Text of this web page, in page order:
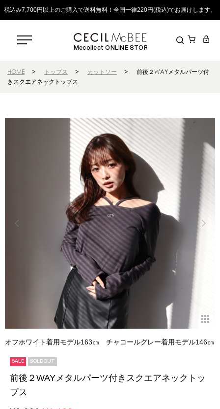
税込み7,700円以上のご購入で送料無料！全国一律220円(税込)でお届けします。
Mecollect ONLINE STORE
HOME > トップス > カットソー >
前後２WAYメタルパーツ付
きスクエアネックトップス
オフホワイト着用モデル163㎝ チャコールグレー着用モデル146㎝
SALE SOLDOUT
前後２WAYメタルパーツ付きスクエアネックトッ
プス